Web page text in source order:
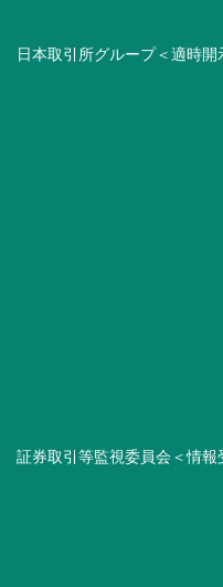
日本取引所グループ＜適時開
証券取引等監視委員会＜情報